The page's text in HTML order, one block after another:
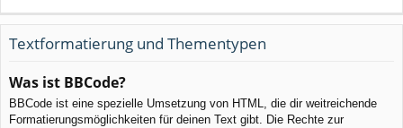
Textformatierung und Thementypen
Was ist BBCode?
BBCode ist eine spezielle Umsetzung von HTML, die dir weitreichende
Formatierungsmöglichkeiten für deinen Text gibt. Die Rechte zur